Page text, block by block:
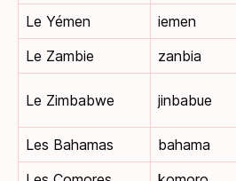
Le Yémen
iemen
Le Zambie
zanbia
Le Zimbabwe jinbabue
Les Bahamas
bahama